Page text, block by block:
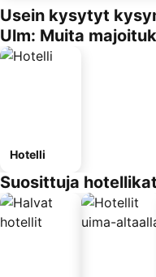
Usein kysytyt
Ulm: Muita
Hotelli
Suosittuja